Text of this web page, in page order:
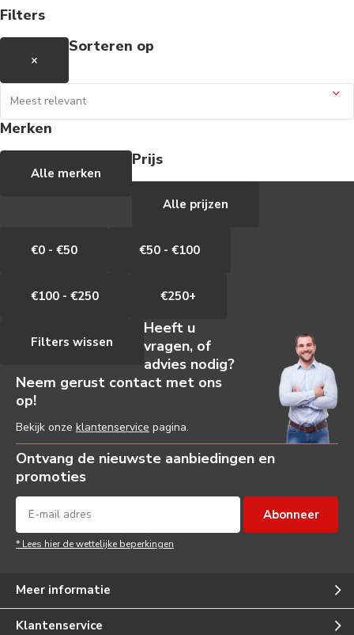
Filters
×
Sorteren op
Merken
Alle merken
Prijs
Alle prijzen
€0 - €50 €50 - €100
€100 - €250 €250+
Filters wissen
Heeft u
vragen, of
advies nodig?
Neem gerust contact met ons
op!
Bekijk onze klantenservice pagina.
Ontvang de nieuwste aanbiedingen en
promoties
Abonneer
* Lees hier de wettelijke beperkingen
Meer informatie
Klantenservice